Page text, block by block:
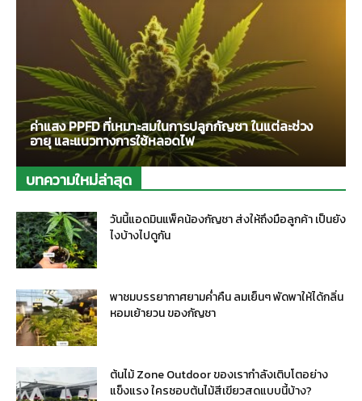
ค่าแสง PPFD ที่เหมาะสมในการปลูกกัญชา ในแต่ละช่วง
อายุ และแนวทางการใช้หลอดไฟ
บทความใหม่ล่าสุด
วันนี้แอดมินแพ็คน้องกัญชา ส่งให้ถึงมือลูกค้า เป็นยัง
ไงบ้างไปดูกัน
พาชมบรรยากาศยามค่ำคืน ลมเย็นๆ พัดพาให้ได้กลิ่น
หอมเย้ายวน ของกัญชา
ต้นไม้ Zone Outdoor ของเรากำลังเติบโตอย่าง
แข็งแรง ใครชอบต้นไม้สีเขียวสดแบบนี้บ้าง?